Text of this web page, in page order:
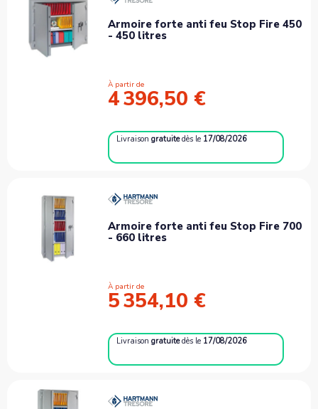
Armoire forte anti feu Stop Fire 450
- 450 litres
À partir de
4 396,50 €
Livraisongratuite dès le 17/08/2026
Armoire forte anti feu Stop Fire 700
- 660 litres
À partir de
5 354,10 €
Livraisongratuite dès le 17/08/2026